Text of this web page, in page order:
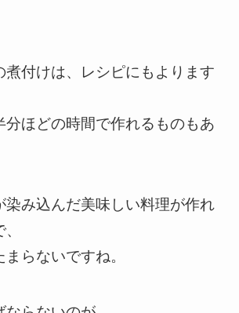
煮付けは、レシピにもよります
分ほどの時間で作れるものもあ
染み込んだ美味しい料理が作れ
らないですね。